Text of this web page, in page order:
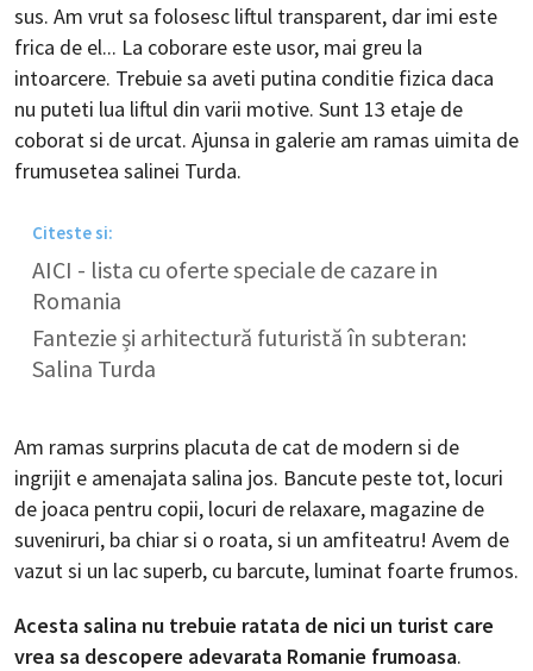
sus. Am vrut sa folosesc liftul transparent, dar imi este
frica de el... La coborare este usor, mai greu la
intoarcere. Trebuie sa aveti putina conditie fizica daca
nu puteti lua liftul din varii motive. Sunt 13 etaje de
coborat si de urcat. Ajunsa in galerie am ramas uimita de
frumusetea salinei Turda.
Citeste si:
AICI - lista cu oferte speciale de cazare in
Romania
Fantezie și arhitectură futuristă în subteran:
Salina Turda
Am ramas surprins placuta de cat de modern si de
ingrijit e amenajata salina jos. Bancute peste tot, locuri
de joaca pentru copii, locuri de relaxare, magazine de
suveniruri, ba chiar si o roata, si un amfiteatru! Avem de
vazut si un lac superb, cu barcute, luminat foarte frumos.
Acesta salina nu trebuie ratata de nici un turist care
vrea sa descopere adevarata Romanie frumoasa.